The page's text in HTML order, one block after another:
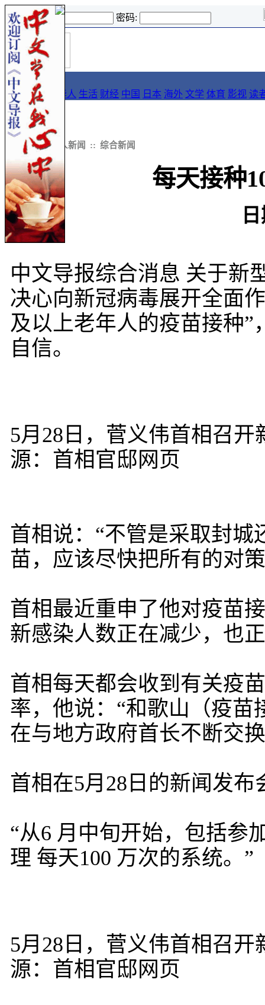
登录名: 密码:
首
页
导报
要闻 论坛 华人 生活 财经 中国 日本 海外 文学 体育 影视 读
新闻::华人新闻 :: 综合新闻
每天接种
中文导报综合消息 关于新
决心向新冠病毒展开全面
及以上老年人的疫苗接种”
自信。
5月28日，菅义伟首相召
源：首相官邸网页
首相说：“不管是采取封
苗，应该尽快把所有的对
首相最近重申了他对疫苗
新感染人数正在减少，也
首相每天都会收到有关疫
率，他说：“和歌山（疫苗
在与地方政府首长不断交
首相在5月28日的新闻发布
“从6 月中旬开始，包括参
理 每天100 万次的系统。”
5月28日，菅义伟首相召
源：首相官邸网页